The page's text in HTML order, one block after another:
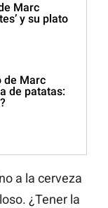
Marc
y su plato
de Marc
de patatas:
a la cerveza
¿Tener la